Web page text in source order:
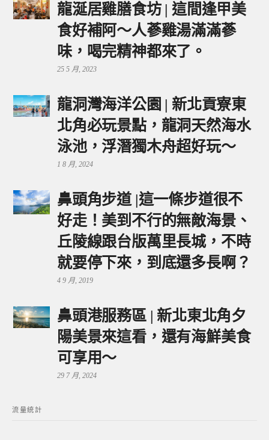
龍涎居雞膳食坊 | 這間逢甲美
食好補阿～人蔘雞湯滿滿蔘
味，喝完精神都來了。
25 5 月, 2023
龍洞灣海洋公園 | 新北貢寮東
北角必玩景點，龍洞天然海水
泳池，浮潛獨木舟超好玩～
1 8 月, 2024
鼻頭角步道 |這一條步道很不
好走！美到不行的無敵海景、
丘陵線跟台版萬里長城，不時
就要停下來，到底還多長啊？
4 9 月, 2019
鼻頭港服務區 | 新北東北角夕
陽美景來這看，還有海鮮美食
可享用～
29 7 月, 2024
流量統計